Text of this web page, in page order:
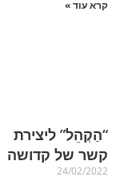
קרא עוד »
“הַקְהֵל” ליצירת
קשר של קדושה
24/02/2022